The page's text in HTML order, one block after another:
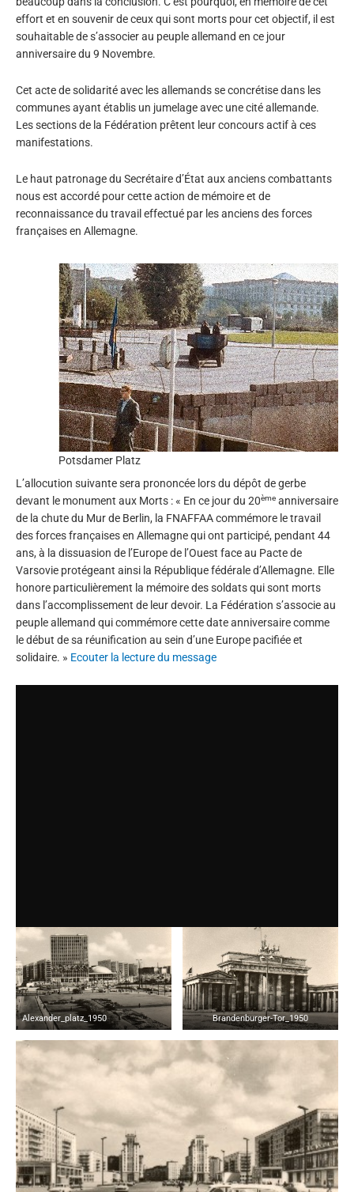
effort et en souvenir de ceux qui sont morts pour cet objectif, il est
souhaitable de s’associer au peuple allemand en ce jour
anniversaire du 9 Novembre.
Cet acte de solidarité avec les allemands se concrétise dans les
communes ayant établis un jumelage avec une cité allemande.
Les sections de la Fédération prêtent leur concours actif à ces
manifestations.
Le haut patronage du Secrétaire d’État aux anciens combattants
nous est accordé pour cette action de mémoire et de
reconnaissance du travail effectué par les anciens des forces
françaises en Allemagne.
Potsdamer Platz
L’allocution suivante sera prononcée lors du dépôt de gerbe
devant le monument aux Morts : « En ce jour du 20ème anniversaire
de la chute du Mur de Berlin, la FNAFFAA commémore le travail
des forces françaises en Allemagne qui ont participé, pendant 44
ans, à la dissuasion de l’Europe de l’Ouest face au Pacte de
Varsovie protégeant ainsi la République fédérale d’Allemagne. Elle
honore particulièrement la mémoire des soldats qui sont morts
dans l’accomplissement de leur devoir. La Fédération s’associe au
peuple allemand qui commémore cette date anniversaire comme
le début de sa réunification au sein d’une Europe pacifiée et
solidaire. » Ecouter la lecture du message
Alexander_platz_1950 Brandenburger-Tor_1950